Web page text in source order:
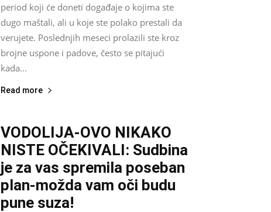
period koji će doneti događaje o kojima ste
dugo maštali, ali u koje ste polako prestali da
verujete. Poslednjih meseci prolazili ste kroz
brojne uspone i padove, često se pitajući
kada...
Read more
VODOLIJA-OVO NIKAKO
NISTE OČEKIVALI: Sudbina
je za vas spremila poseban
plan-možda vam oči budu
pune suza!